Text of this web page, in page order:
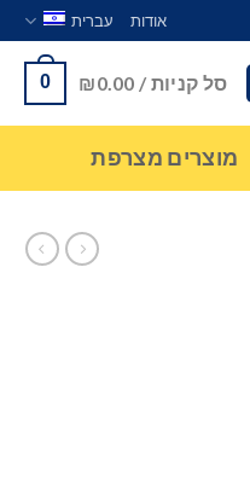
אודות עברית
סל קניות / ₪0.00
0
מוצרים מצרפת